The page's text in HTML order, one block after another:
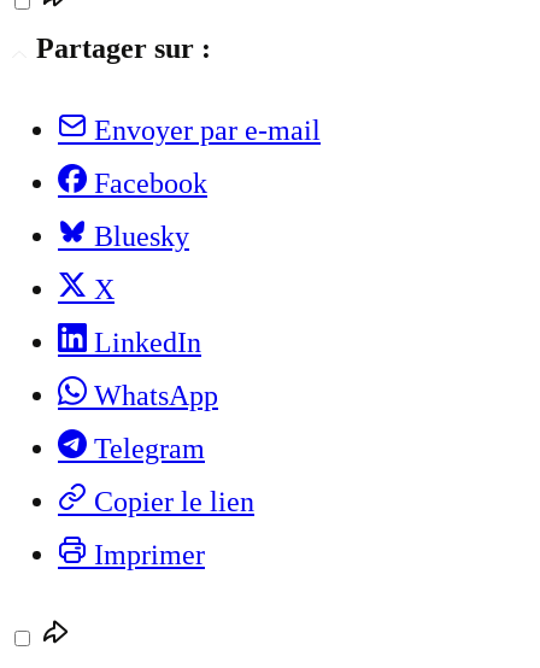
Partager sur :
Envoyer par e-mail
Facebook
Bluesky
X
LinkedIn
WhatsApp
Telegram
Copier le lien
Imprimer